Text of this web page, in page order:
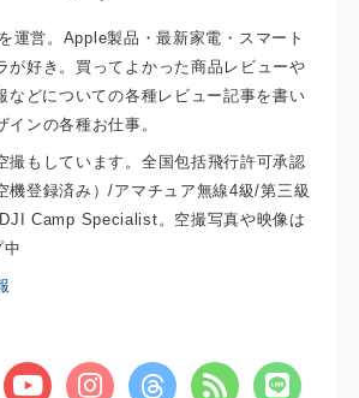
運営。Apple製品・最新家電・スマート
が好き。買ってよかった商品レビューや
などについての各種レビュー記事を書い
ンの各種お仕事。
撮もしています。全国包括飛行許可承認
機登録済み）/アマチュア無線4級/第三級
Camp Specialist。空撮写真や映像は
中